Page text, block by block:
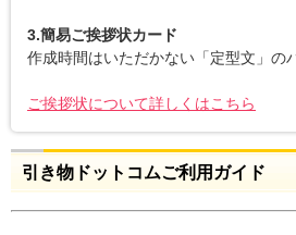
3.簡易ご挨拶状カード
作成時間はいただかない「定型文」の
ご挨拶状について詳しくはこちら
引き物ドットコムご利用ガイド